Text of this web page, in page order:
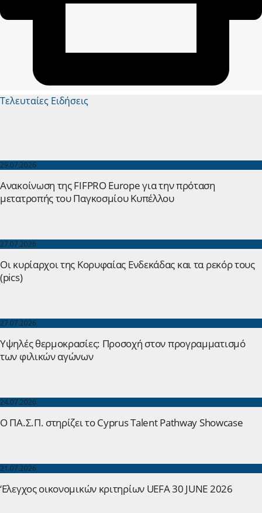
Τελευταίες Ειδήσεις
29.07.2026
Ανακοίνωση της FIFPRO Europe για την πρόταση
μετατροπής του Παγκοσμίου Κυπέλλου
27.07.2026
Οι κυρίαρχοι της Κορυφαίας Ενδεκάδας και τα ρεκόρ τους
(pics)
27.07.2026
Yψηλές θερμοκρασίες: Προσοχή στον προγραμματισμό
των φιλικών αγώνων
24.07.2026
Ο ΠΑ.Σ.Π. στηρίζει το Cyprus Talent Pathway Showcase
21.07.2026
‘Ελεγχος οικονομικών κριτηρίων UEFA 30 JUNE 2026